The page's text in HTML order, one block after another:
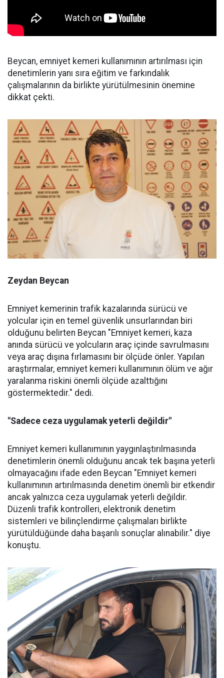
Beycan, emniyet kemeri kullanımının artırılması için
denetimlerin yanı sıra eğitim ve farkındalık
çalışmalarının da birlikte yürütülmesinin önemine
dikkat çekti.
Zeydan Beycan
Emniyet kemerinin trafik kazalarında sürücü ve
yolcular için en temel güvenlik unsurlarından biri
olduğunu belirten Beycan "Emniyet kemeri, kaza
anında sürücü ve yolcuların araç içinde savrulmasını
veya araç dışına fırlamasını bir ölçüde önler. Yapılan
araştırmalar, emniyet kemeri kullanımının ölüm ve ağır
yaralanma riskini önemli ölçüde azalttığını
göstermektedir." dedi.
"Sadece ceza uygulamak yeterli değildir"
Emniyet kemeri kullanımının yaygınlaştırılmasında
denetimlerin önemli olduğunu ancak tek başına yeterli
olmayacağını ifade eden Beycan "Emniyet kemeri
kullanımının artırılmasında denetim önemli bir etkendir
ancak yalnızca ceza uygulamak yeterli değildir.
Düzenli trafik kontrolleri, elektronik denetim
sistemleri ve bilinçlendirme çalışmaları birlikte
yürütüldüğünde daha başarılı sonuçlar alınabilir." diye
konuştu.